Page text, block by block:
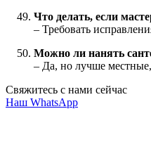
Что делать, если
– Требовать
Можно ли нанять
– Да, но лучше
Свяжитесь с нами сейчас
Наш WhatsApp